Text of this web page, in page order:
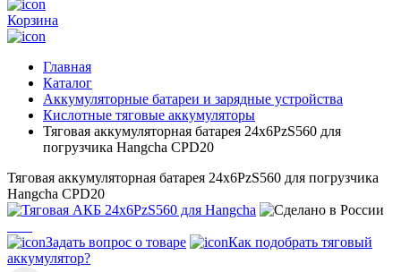
Корзина
Главная
Каталог
Аккумуляторные батареи и зарядные устройства
Кислотные тяговые аккумуляторы
Тяговая аккумуляторная батарея 24х6PzS560 для
погрузчика Hangcha CPD20
Тяговая аккумуляторная батарея 24х6PzS560 для погрузчика
Hangcha CPD20
Задать вопрос о товаре
Как подобрать тяговый
аккумулятор?